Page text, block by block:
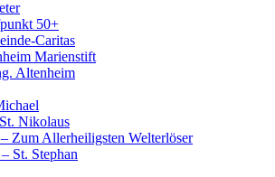
50+
Caritas
Marienstift
Altenheim
Nikolaus
Zum Allerheiligsten Welterlöser
St. Stephan